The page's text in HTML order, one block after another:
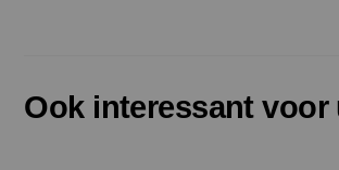
Ook interessant voor